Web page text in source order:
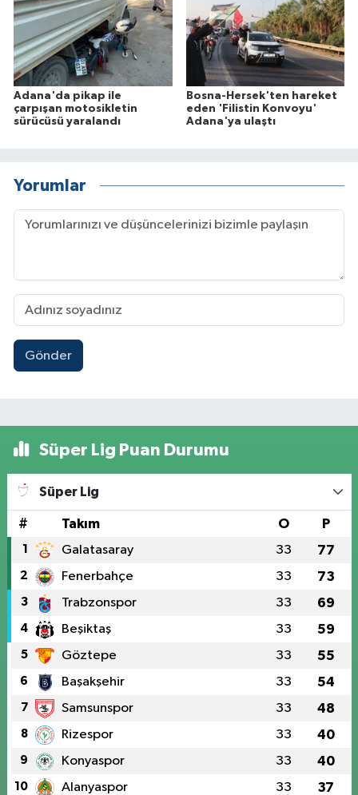
Adana'da pikap ile
çarpışan motosikletin
sürücüsü yaralandı
Bosna-Hersek'ten hareket
eden 'Filistin Konvoyu'
Adana'ya ulaştı
Yorumlar
Gönder
Süper Lig Puan Durumu
Süper Lig
# Takım O P
1 Galatasaray 33 77
2 Fenerbahçe 33 73
3 Trabzonspor 33 69
4 Beşiktaş 33 59
5 Göztepe 33 55
6 Başakşehir 33 54
7 Samsunspor 33 48
8 Rizespor 33 40
9 Konyaspor 33 40
10 Alanyaspor 33 37